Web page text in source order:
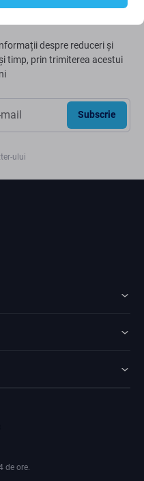
despre reduceri și
timp, prin trimiterea acestui
Subscrie
ului
de ore.